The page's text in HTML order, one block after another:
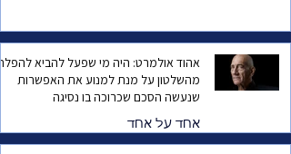
אהוד אולמרט: היה מי שפעל להביא
מהשלטון על מנת למנוע את האפשרות
שנעשה הסכם שכרוכה בו נסיגה
אחד על אחד